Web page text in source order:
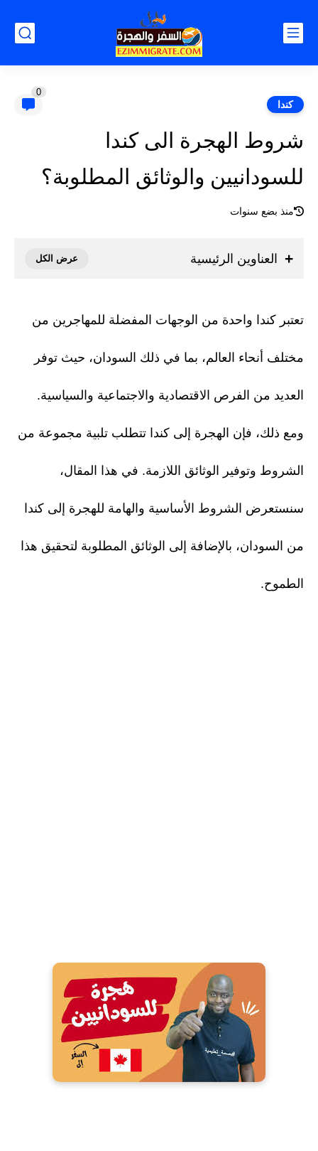
كندا
0
شروط الهجرة الى كندا
للسودانيين والوثائق المطلوبة؟
منذ بضع سنوات
العناوين الرئيسية
تعتبر كندا واحدة من الوجهات المفضلة للمهاجرين من
مختلف أنحاء العالم، بما في ذلك السودان، حيث توفر
العديد من الفرص الاقتصادية والاجتماعية والسياسية.
ومع ذلك، فإن الهجرة إلى كندا تتطلب تلبية مجموعة من
الشروط وتوفير الوثائق اللازمة. في هذا المقال،
سنستعرض الشروط الأساسية والهامة للهجرة إلى كندا
من السودان، بالإضافة إلى الوثائق المطلوبة لتحقيق هذا
الطموح.